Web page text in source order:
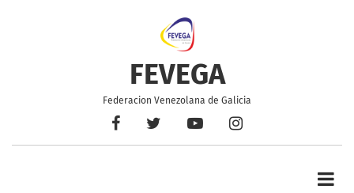
FEVEGA
Federacion Venezolana de Galicia
FacebookTwitterYouTubeInstagram